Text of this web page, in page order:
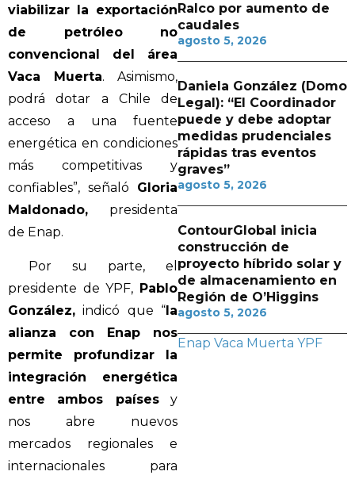
viabilizar la exportación
de petróleo no
convencional del área
Vaca Muerta. Asimismo,
podrá dotar a Chile de
acceso a una fuente
energética en condiciones
más competitivas y
confiables”, señaló Gloria
Maldonado, presidenta
de Enap.
Por su parte, el
presidente de YPF, Pablo
González, indicó que “la
alianza con Enap nos
permite profundizar la
integración energética
entre ambos paísesy
nos abre nuevos
mercados regionales e
internacionales para
Ralco por aumento de
caudales
agosto 5, 2026
Daniela González (Domo
Legal): “El Coordinador
puede y debe adoptar
medidas prudenciales
rápidas tras eventos
graves”
agosto 5, 2026
ContourGlobal inicia
construcción de
proyecto híbrido solar y
de almacenamiento en
Región de O’Higgins
agosto 5, 2026
Enap Vaca Muerta YPF